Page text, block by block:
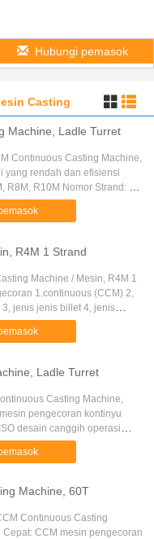
Hubungi pemasok
Casting
Machine, Ladle Turret
Continuous Casting Machine,
yang rendah dan efisiensi
R8M, R10M Nomor Strand: 5
ISO desain canggih
Kami dapat ...
R4M 1 Strand
Machine / Mesin, R4M 1
1.continuous (CCM) 2,
jenis jenis billet 4, jenis
Kami dapat menghasilkan
Ladle Turret
Casting Machine,
pengecoran kontinyu
desain canggih operasi
rendah dan efisiensi tinggi
...
Machine, 60T
Continuous Casting
Cepat: CCM mesin pengecoran